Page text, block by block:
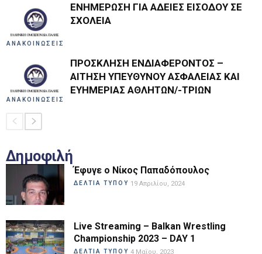
ΑΝΑΚΟΙΝΩΣΕΙΣ
ΕΝΗΜΕΡΩΣΗ ΓΙΑ ΑΔΕΙΕΣ ΕΙΣΟΔΟΥ ΣΕ
ΣΧΟΛΕΙΑ
ΑΝΑΚΟΙΝΩΣΕΙΣ
ΠΡΟΣΚΛΗΣΗ ΕΝΔΙΑΦΕΡΟΝΤΟΣ –
ΑΙΤΗΣΗ ΥΠΕΥΘΥΝΟΥ ΑΣΦΑΛΕΙΑΣ ΚΑΙ
ΕΥΗΜΕΡΙΑΣ ΑΘΛΗΤΩΝ/-ΤΡΙΩΝ
Δημοφιλή
Έφυγε ο Νίκος Παπαδόπουλος
ΔΕΛΤΙΑ ΤΥΠΟΥ 19 Απριλίου, 2024
Live Streaming – Balkan Wrestling
Championship 2023 – DAY 1
ΔΕΛΤΙΑ ΤΥΠΟΥ 4 Μαΐου, 2023